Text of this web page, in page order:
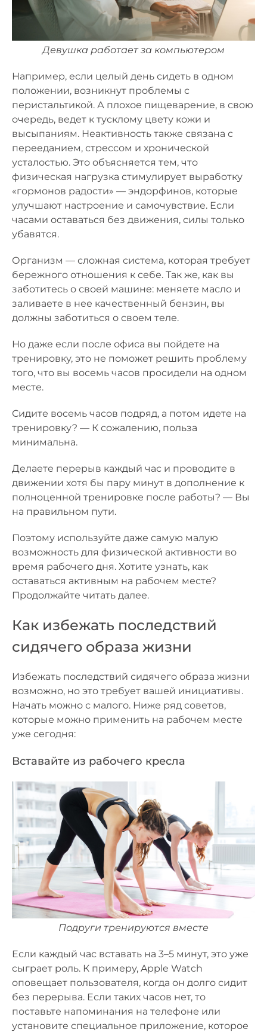
Девушка работает за компьютером
Например, если целый день сидеть в одном
положении, возникнут проблемы с
перистальтикой. А плохое пищеварение, в свою
очередь, ведет к тусклому цвету кожи и
высыпаниям. Неактивность также связана с
перееданием, стрессом и хронической
усталостью. Это объясняется тем, что
физическая нагрузка стимулирует выработку
«гормонов радости» — эндорфинов, которые
улучшают настроение и самочувствие. Если
часами оставаться без движения, силы только
убавятся.
Организм — сложная система, которая требует
бережного отношения к себе. Так же, как вы
заботитесь о своей машине: меняете масло и
заливаете в нее качественный бензин, вы
должны заботиться о своем теле.
Но даже если после офиса вы пойдете на
тренировку, это не поможет решить проблему
того, что вы восемь часов просидели на одном
месте.
Сидите восемь часов подряд, а потом идете на
тренировку? — К сожалению, польза
минимальна.
Делаете перерыв каждый час и проводите в
движении хотя бы пару минут в дополнение к
полноценной тренировке после работы? — Вы
на правильном пути.
Поэтому используйте даже самую малую
возможность для физической активности во
время рабочего дня. Хотите узнать, как
оставаться активным на рабочем месте?
Продолжайте читать далее.
Как избежать последствий
сидячего образа жизни
Избежать последствий сидячего образа жизни
возможно, но это требует вашей инициативы.
Начать можно с малого. Ниже ряд советов,
которые можно применить на рабочем месте
уже сегодня:
Вставайте из рабочего кресла
Подруги тренируются вместе
Если каждый час вставать на 3–5 минут, это уже
сыграет роль. К примеру, Apple Watch
оповещает пользователя, когда он долго сидит
без перерыва. Если таких часов нет, то
поставьте напоминания на телефоне или
установите специальное приложение, которое